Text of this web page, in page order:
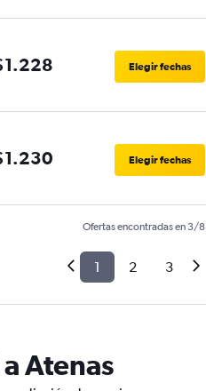
Elegir fechas
Elegir fechas
Ofertas encontradas en 3/8
1 2 3
Atenas